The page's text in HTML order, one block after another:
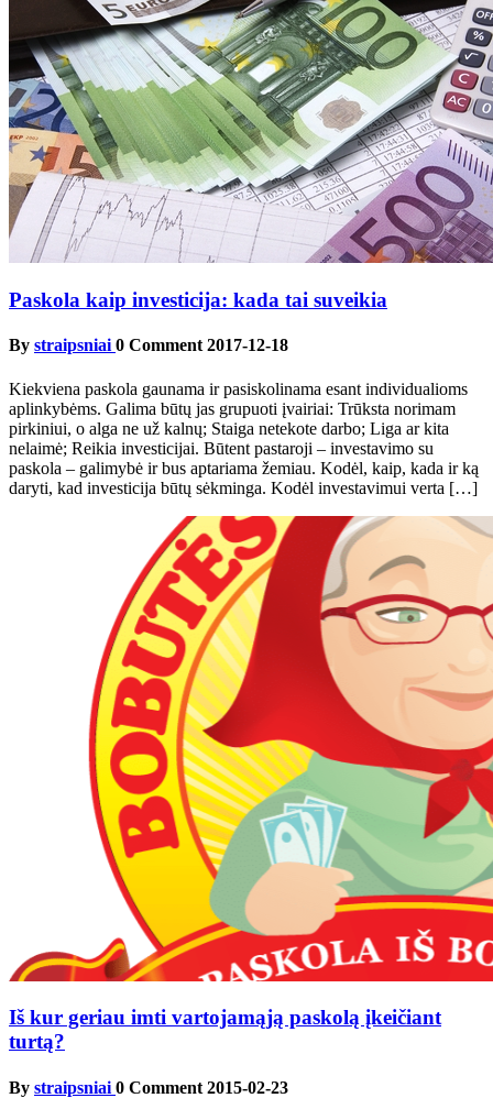
Paskola kaip investicija: kada tai suveikia
By straipsniai 0 Comment 2017-12-18
Kiekviena paskola gaunama ir pasiskolinama esant individualioms
aplinkybėms. Galima būtų jas grupuoti įvairiai: Trūksta norimam
pirkiniui, o alga ne už kalnų; Staiga netekote darbo; Liga ar kita
nelaimė; Reikia investicijai. Būtent pastaroji – investavimo su
paskola – galimybė ir bus aptariama žemiau. Kodėl, kaip, kada ir ką
daryti, kad investicija būtų sėkminga. Kodėl investavimui verta […]
Iš kur geriau imti vartojamąją paskolą įkeičiant
turtą?
By straipsniai 0 Comment 2015-02-23